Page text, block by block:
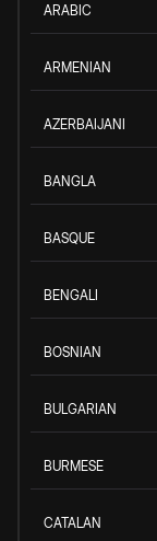
ARABIC
ARMENIAN
AZERBAIJANI
BANGLA
BASQUE
BENGALI
BOSNIAN
BULGARIAN
BURMESE
CATALAN